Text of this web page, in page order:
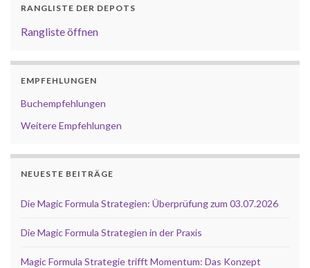
RANGLISTE DER DEPOTS
Rangliste öffnen
EMPFEHLUNGEN
Buchempfehlungen
Weitere Empfehlungen
NEUESTE BEITRÄGE
Die Magic Formula Strategien: Überprüfung zum 03.07.2026
Die Magic Formula Strategien in der Praxis
Magic Formula Strategie trifft Momentum: Das Konzept